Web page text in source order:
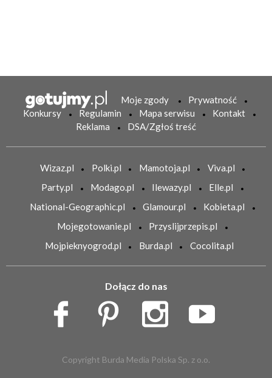
Moje zgody
Prywatność
Konkursy
Regulamin Mapa serwisu
Kontakt
Reklama
DSA/Zgłoś treść
Wizaz.pl Polki.pl Mamotoja.pl
Viva.pl
Party.pl
Modago.pl Ilewazy.pl
Elle.pl
National-Geographic.pl
Glamour.pl
Kobieta.pl
Mojegotowanie.pl
Przyslijprzepis.pl
Mojpieknyogrod.pl
Burda.pl Cocolita.pl
Dołącz do nas
Copyright Burda Media Polska Sp. z o.o.